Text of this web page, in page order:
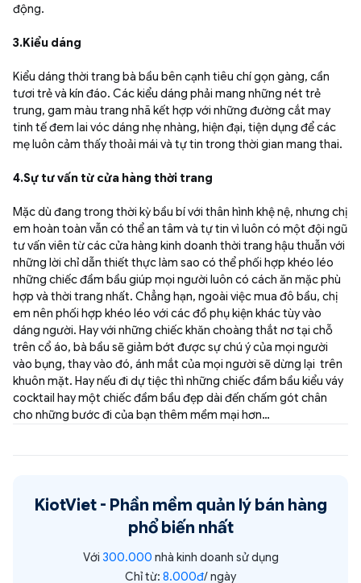
động.
3.Kiểu dáng
Kiểu dáng thời trang bà bầu bên cạnh tiêu chí gọn gàng, cần
tươi trẻ và kín đáo. Các kiểu dáng phải mang những nét trẻ
trung, gam màu trang nhã kết hợp với những đường cắt may
tinh tế đem lai vóc dáng nhẹ nhàng, hiện đại, tiện dụng để các
mẹ luôn cảm thấy thoải mái và tự tin trong thời gian mang thai.
4.Sự tư vấn từ cửa hàng thời trang
Mặc dù đang trong thời kỳ bầu bí với thân hình khệ nệ, nhưng chị
em hoàn toàn vẫn có thể an tâm và tự tin vì luôn có một đội ngũ
tư vấn viên từ các cửa hàng kinh doanh thời trang hậu thuẫn với
những lời chỉ dẫn thiết thực làm sao có thể phối hợp khéo léo
những chiếc đầm bầu giúp mọi người luôn có cách ăn mặc phù
hợp và thời trang nhất. Chẳng hạn, ngoài việc mua đô bầu, chị
em nên phối hợp khéo léo với các đồ phụ kiện khác tùy vào
dáng người. Hay với những chiếc khăn choàng thắt nơ tại chỗ
trên cổ áo, bà bầu sẽ giảm bớt được sự chú ý của mọi người
vào bụng, thay vào đó, ánh mắt của mọi người sẽ dừng lại trên
khuôn mặt. Hay nếu đi dự tiệc thì những chiếc đầm bầu kiểu váy
cocktail hay một chiếc đầm bầu đẹp dài đến chấm gót chân
cho những bước đi của bạn thêm mềm mại hơn…
KiotViet - Phần mềm quản lý bán hàng
phổ biến nhất
Với 300.000 nhà kinh doanh sử dụng
Chỉ từ: 8.000đ/ ngày